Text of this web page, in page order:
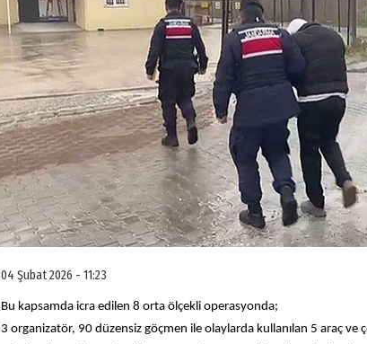
04 Şubat 2026 - 11:23
Bu kapsamda icra edilen 8 orta ölçekli operasyonda;
3 organizatör, 90 düzensiz göçmen ile olaylarda kullanılan 5 araç ve